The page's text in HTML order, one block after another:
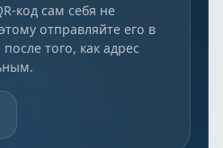
код сам себя не
отправляйте его в
того, как адрес